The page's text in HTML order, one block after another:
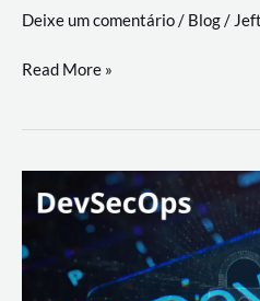
a
workflows
Deixe um comentário/ Blog/
teste
palyer
Lance
Rural
Read More »